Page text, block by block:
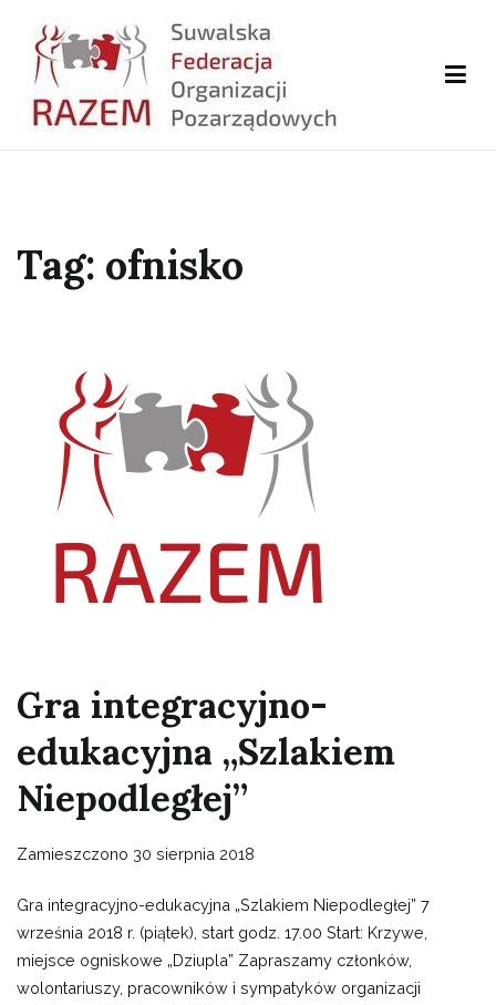
treści
Tag: ofnisko
Gra integracyjno-
edukacyjna „Szlakiem
Niepodległej”
Zamieszczono 30 sierpnia 2018
Gra integracyjno-edukacyjna „Szlakiem Niepodległej” 7
września 2018 r. (piątek), start godz. 17.00 Start: Krzywe,
miejsce ogniskowe „Dziupla” Zapraszamy członków,
wolontariuszy, pracowników i sympatyków organizacji